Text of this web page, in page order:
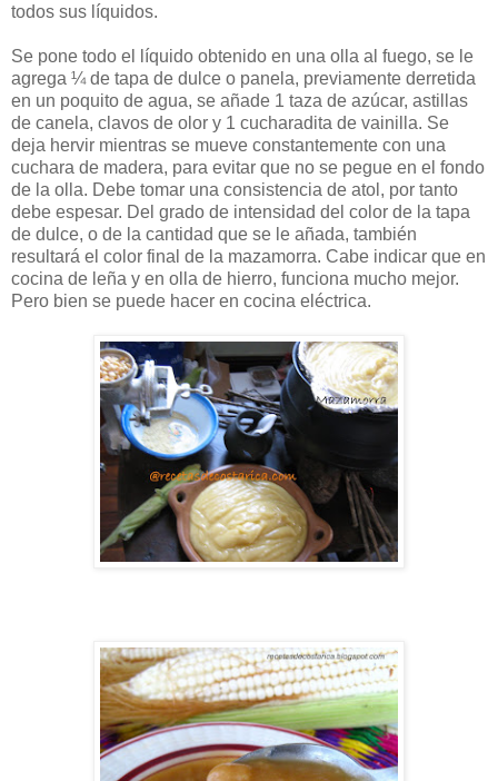
todos sus líquidos.
Se pone todo el líquido obtenido en una olla al fuego, se le
agrega ¼ de tapa de dulce o panela, previamente derretida
en un poquito de agua, se añade 1 taza de azúcar, astillas
de canela, clavos de olor y 1 cucharadita de vainilla. Se
deja hervir mientras se mueve constantemente con una
cuchara de madera, para evitar que no se pegue en el fondo
de la olla. Debe tomar una consistencia de atol, por tanto
debe espesar. Del grado de intensidad del color de la tapa
de dulce, o de la cantidad que se le añada, también
resultará el color final de la mazamorra. Cabe indicar que en
cocina de leña y en olla de hierro, funciona mucho mejor.
Pero bien se puede hacer en cocina eléctrica.